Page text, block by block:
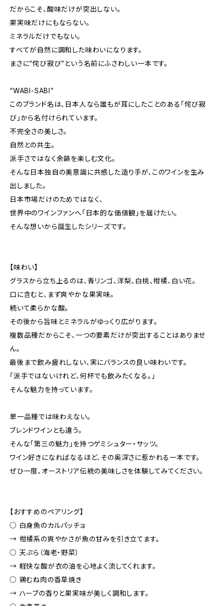
だからこそ、酸味だけが突出しない。
果実味だけにもならない。
ミネラルだけでもない。
すべてが自然に調和した味わいになります。
まさに”侘び寂び”という名前にふさわしい一本です。
“WABI-SABI”
このブランド名は、日本人なら誰もが耳にしたことのある「侘び寂
び」から名付けられています。
不完全さの美しさ。
自然との共生。
派手さではなく余韻を楽しむ文化。
そんな日本独自の美意識に共感した造り手が、このワインを生み
出しました。
日本市場だけのためではなく、
世界中のワインファンへ「日本的な価値観」を届けたい。
そんな想いから誕生したシリーズです。
【味わい】
グラスから立ち上るのは、青リンゴ、洋梨、白桃、柑橘、白い花。
口に含むと、まず爽やかな果実味。
続いて柔らかな酸。
その後から旨味とミネラルがゆっくり広がります。
複数品種だからこそ、一つの要素だけが突出することはありませ
ん。
最後まで飲み疲れしない、実にバランスの良い味わいです。
「派手ではないけれど、何杯でも飲みたくなる。」
そんな魅力を持っています。
単一品種では味わえない。
ブレンドワインとも違う。
そんな「第三の魅力」を持つゲミシュター・サッツ。
ワイン好きになればなるほど、その奥深さに惹かれる一本です。
ぜひ一度、オーストリア伝統の美味しさを体験してみてください。
【おすすめのペアリング】
○ 白身魚のカルパッチョ
→ 柑橘系の爽やかさが魚の甘みを引き立てます。
○ 天ぷら（海老・野菜）
→ 軽快な酸が衣の油を心地よく流してくれます。
○ 鶏むね肉の香草焼き
→ ハーブの香りと果実味が美しく調和します。